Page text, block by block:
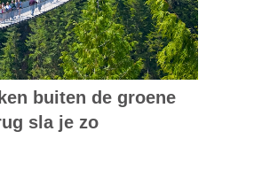
buiten de groene
sla je zo